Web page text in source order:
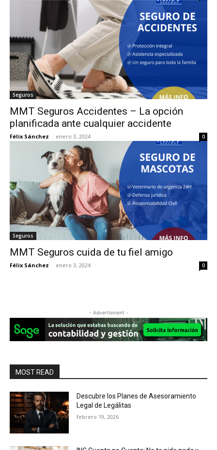
Seguros
MMT Seguros Accidentes – La opción
planificada ante cualquier accidente
Félix Sánchez - enero 3, 2024 0
Seguros
MMT Seguros cuida de tu fiel amigo
Félix Sánchez - enero 3, 2024 0
- Advertisment -
MOST READ
Descubre los Planes de Asesoramiento
Legal de Legálitas
febrero 19, 2026